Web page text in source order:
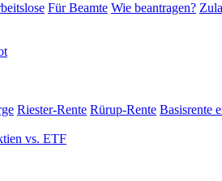
Für Beamte Wie beantragen?
Riester-Rente Rürup-Rente Basisrente
vs. ETF